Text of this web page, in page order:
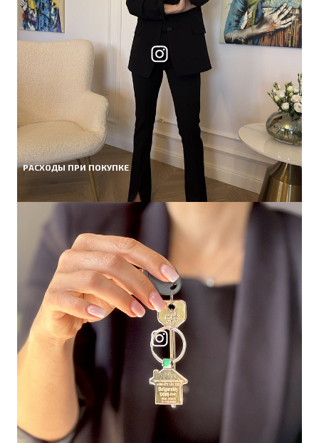
РАСХОДЫ ПРИ ПОКУПКЕ